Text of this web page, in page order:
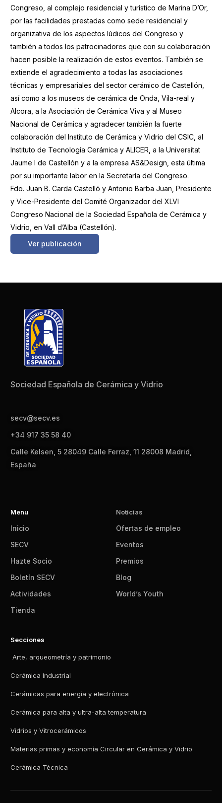
Congreso, al complejo residencial y turístico de Marina D’Or,
por las facilidades prestadas como sede residencial y
organizativa de los aspectos lúdicos del Congreso y
también a todos los patrocinadores que con su colaboración
hacen posible la realización de estos eventos. También se
extiende el agradecimiento a todas las asociaciones
técnicas y empresariales del sector cerámico de Castellón,
así como a los museos de cerámica de Onda, Vila-real y
Alcora, a la Asociación de Cerámica Viva y al Museo
Nacional de Cerámica y agradecer también la fuerte
colaboración del Instituto de Cerámica y Vidrio del CSIC, al
Instituto de Tecnología Cerámica y ALICER, a la Universitat
Jaume I de Castellón y a la empresa AS&Design, esta última
por su importante labor en la Secretaría del Congreso.
Fdo. Juan B. Carda Castelló y Antonio Barba Juan, Presidente
y Vice-Presidente del Comité Organizador del XLVI
Congreso Nacional de la Sociedad Española de Cerámica y
Vidrio, en Vall d’Alba (Castellón).
Ver publicación
Sociedad Española de Cerámica y Vidrio
secv@secv.es
+34 917 35 58 40
Calle Kelsen, 5 28049 Calle Ferraz, 11 28008 Madrid,
España
Menu
Inicio
SECV
Hazte Socio
Boletín SECV
Actividades
Tienda
Noticias
Ofertas de empleo
Eventos
Premios
Blog
World’s Youth
Secciones
Arte, arqueometría y patrimonio
Cerámica Industrial
Cerámicas para energía y electrónica
Cerámica para alta y ultra-alta temperatura
Vidrios y Vitrocerámicos
Materias primas y economía Circular en Cerámica y Vidrio
Cerámica Técnica